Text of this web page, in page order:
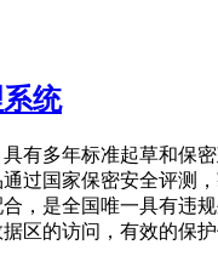
统
多年标准起草和保密
过国家保密安全评测
是全国唯一具有违规
区的访问，有效的保